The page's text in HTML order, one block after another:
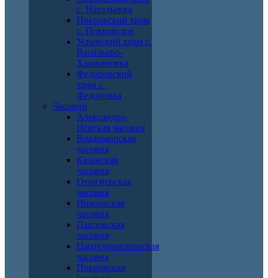
с. Натальевка
Покровский храм
с. Покровское
Успенский храм с.
Васильево-
Ханжоновка
Федоровский
храм с.
Федоровка
Часовни
Александро-
Невская часовня
Владимирская
часовня
Казанская
часовня
Георгиевская
часовня
Никольская
часовня
Павловская
часовня
Пантелеимоновская
часовня
Покровская